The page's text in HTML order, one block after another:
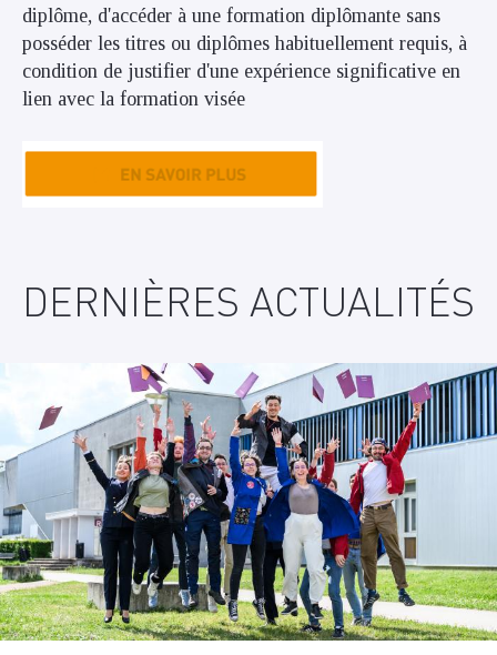
diplôme, d'accéder à une formation diplômante sans
posséder les titres ou diplômes habituellement requis, à
condition de justifier d'une expérience significative en
lien avec la formation visée
DERNIÈRES ACTUALITÉS